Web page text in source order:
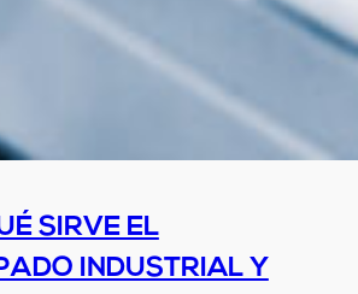
SIRVE EL
INDUSTRIAL Y